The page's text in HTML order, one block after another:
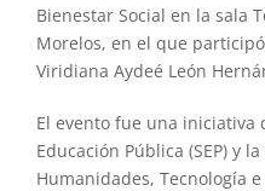
Bienestar Social en la sala
Morelos, en el que
Viridiana Aydeé León
El evento fue una iniciativa
Educación Pública (SEP) y
Humanidades, Tecnología